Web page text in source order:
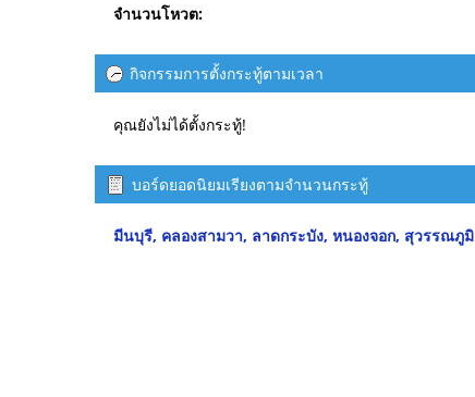
จำนวนโหวต:
กิจกรรมการตั้งกระทู้ตามเวลา
คุณยังไม่ได้ตั้งกระทู้!
บอร์ดยอดนิยมเรียงตามจำนวนกระทู้
มีนบุรี, คลองสามวา, ลาดกระบัง, หนองจอก, สุวรรณภูมิ